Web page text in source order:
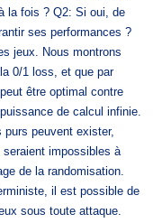
la fois ? Q2: Si oui, de
ses performances ?
jeux. Nous montrons
la 0/1 loss, et que par
être optimal contre
de calcul infinie.
peuvent exister,
impossibles à
de la randomisation.
il est possible de
sous toute attaque.